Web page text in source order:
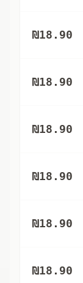
₪18.90
₪18.90
₪18.90
₪18.90
₪18.90
₪18.90